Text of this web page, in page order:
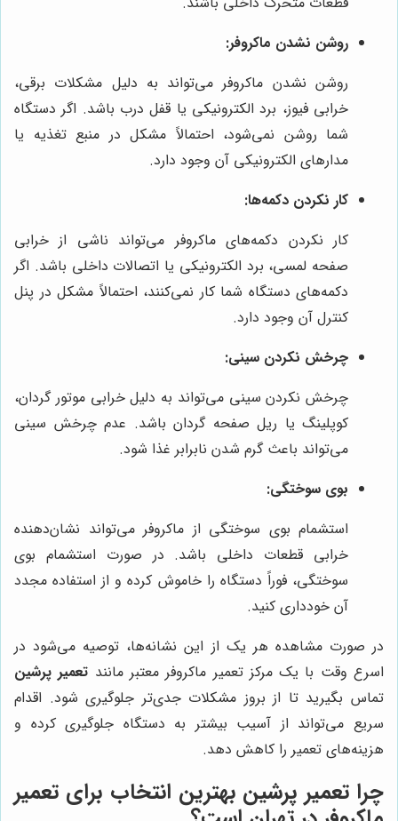
روشن نشدن ماکروفر:
روشن نشدن ماکروفر می‌تواند به دلیل مشکلات برقی،
خرابی فیوز، برد الکترونیکی یا قفل درب باشد. اگر دستگاه
شما روشن نمی‌شود، احتمالاً مشکل در منبع تغذیه یا
مدارهای الکترونیکی آن وجود دارد.
کار نکردن دکمه‌ها:
کار نکردن دکمه‌های ماکروفر می‌تواند ناشی از خرابی
صفحه لمسی، برد الکترونیکی یا اتصالات داخلی باشد. اگر
دکمه‌های دستگاه شما کار نمی‌کنند، احتمالاً مشکل در پنل
کنترل آن وجود دارد.
چرخش نکردن سینی:
چرخش نکردن سینی می‌تواند به دلیل خرابی موتور گردان،
کوپلینگ یا ریل صفحه گردان باشد. عدم چرخش سینی
می‌تواند باعث گرم شدن نابرابر غذا شود.
بوی سوختگی:
استشمام بوی سوختگی از ماکروفر می‌تواند نشان‌دهنده
خرابی قطعات داخلی باشد. در صورت استشمام بوی
سوختگی، فوراً دستگاه را خاموش کرده و از استفاده مجدد
آن خودداری کنید.
در صورت مشاهده هر یک از این نشانه‌ها، توصیه می‌شود در
اسرع وقت با یک مرکز تعمیر ماکروفر معتبر مانند تعمیر پرشین
تماس بگیرید تا از بروز مشکلات جدی‌تر جلوگیری شود. اقدام
سریع می‌تواند از آسیب بیشتر به دستگاه جلوگیری کرده و
هزینه‌های تعمیر را کاهش دهد.
چراتعمیر پرشین بهترین انتخاب برای تعمیر